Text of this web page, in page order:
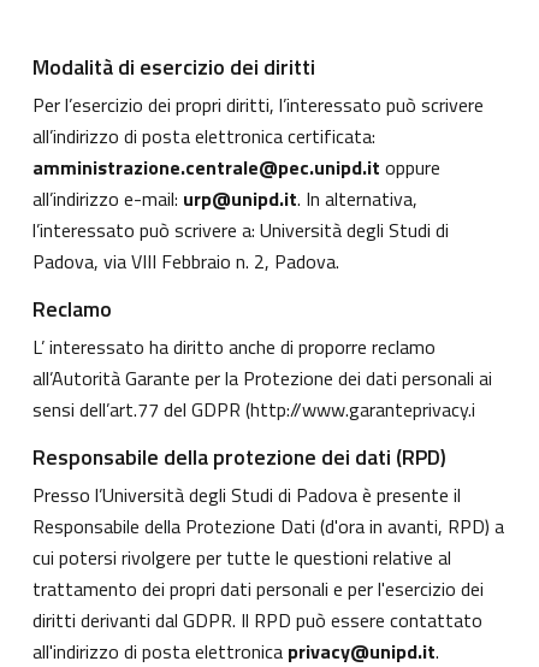
Modalità di esercizio dei diritti
Per l’esercizio dei propri diritti, l’interessato può scrivere
all’indirizzo di posta elettronica certificata:
amministrazione.centrale@pec.unipd.it oppure
all’indirizzo e-mail: urp@unipd.it. In alternativa,
l’interessato può scrivere a: Università degli Studi di
Padova, via VIII Febbraio n. 2, Padova.
Reclamo
L’ interessato ha diritto anche di proporre reclamo
all’Autorità Garante per la Protezione dei dati personali ai
sensi dell’art.77 del GDPR (http://www.garanteprivacy.i
Responsabile della protezione dei dati (RPD)
Presso l’Università degli Studi di Padova è presente il
Responsabile della Protezione Dati (d'ora in avanti, RPD) a
cui potersi rivolgere per tutte le questioni relative al
trattamento dei propri dati personali e per l'esercizio dei
diritti derivanti dal GDPR. Il RPD può essere contattato
all'indirizzo di posta elettronica privacy@unipd.it.